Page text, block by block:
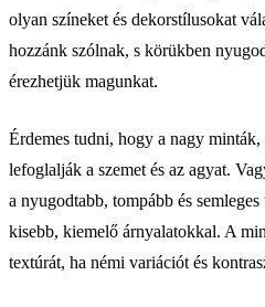
olyan színeket és dekorstílusokat
hozzánk szólnak, s körükben
érezhetjük magunkat.
Érdemes tudni, hogy a nagy minták,
lefoglalják a szemet és az agyat.
a nyugodtabb, tompább és
kisebb, kiemelő árnyalatokkal. A
textúrát, ha némi variációt és